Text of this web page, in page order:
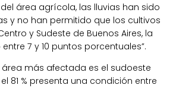
área agrícola, las lluvias han sido
y no han permitido que los cultivos
y Sudeste de Buenos Aires, la
7 y 10 puntos porcentuales”.
área más afectada es el sudoeste
81 % presenta una condición entre